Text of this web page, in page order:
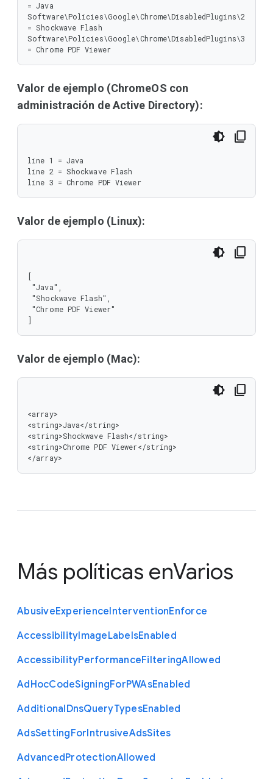
= Java
Software\Policies\Google\Chrome\DisabledPlugins\2
= Shockwave Flash
Software\Policies\Google\Chrome\DisabledPlugins\3
= Chrome PDF Viewer
Valor de ejemplo (ChromeOS con
administración de Active Directory):
line 1 = Java
line 2 = Shockwave Flash
line 3 = Chrome PDF Viewer
Valor de ejemplo (Linux):
[
]
Valor de ejemplo (Mac):
<array>
<string>Java</string>
<string>Shockwave Flash</string>
<string>Chrome PDF Viewer</string>
</array>
Más políticas enVarios
AbusiveExperienceInterventionEnforce
AccessibilityImageLabelsEnabled
AccessibilityPerformanceFilteringAllowed
AdHocCodeSigningForPWAsEnabled
AdditionalDnsQueryTypesEnabled
AdsSettingForIntrusiveAdsSites
AdvancedProtectionAllowed